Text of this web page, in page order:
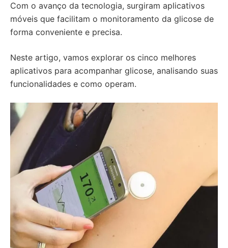
Com o avanço da tecnologia, surgiram aplicativos
móveis que facilitam o monitoramento da glicose de
forma conveniente e precisa.
Neste artigo, vamos explorar os cinco melhores
aplicativos para acompanhar glicose, analisando suas
funcionalidades e como operam.